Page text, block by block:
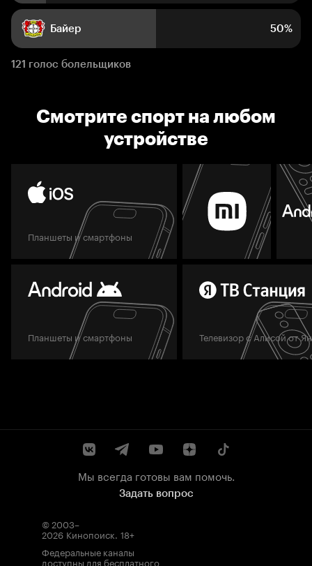
Байер 50%
121 голос болельщиков
Смотрите спорт на любом
устройстве
Планшеты и смартфоны
Планшеты и смартфоны Телевизор с Алисой от
Мы всегда готовы вам помочь.
Задать вопрос
© 2003–
2026 Кинопоиск 18+
Федеральные каналы
доступны для бесплатного